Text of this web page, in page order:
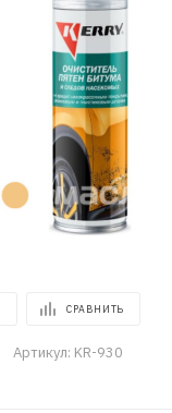
СРАВНИТЬ
Артикул: KR-930